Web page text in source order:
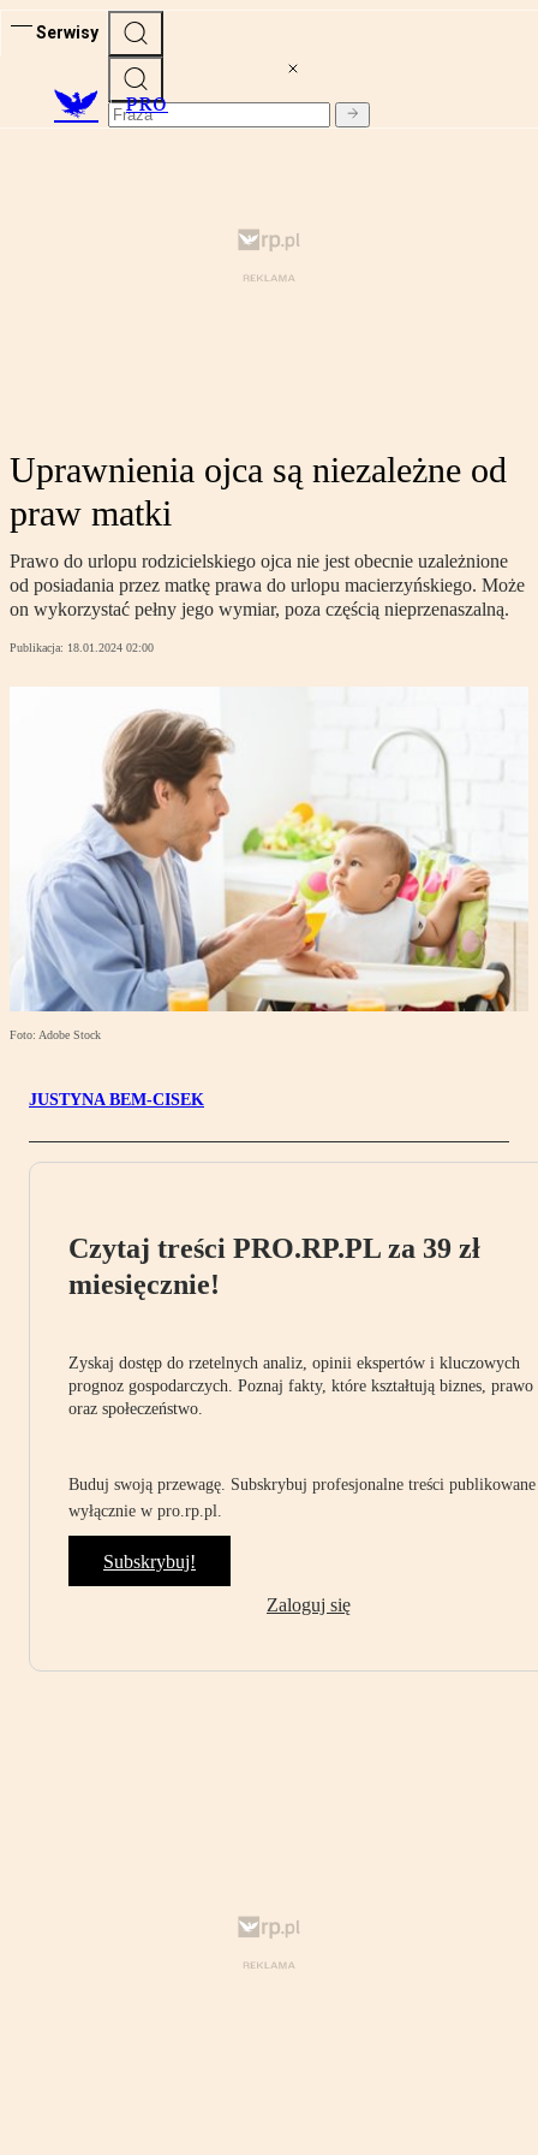
Serwisy
PRO
Uprawnienia ojca są niezależne od
praw matki
Prawo do urlopu rodzicielskiego ojca nie jest obecnie uzależnione
od posiadania przez matkę prawa do urlopu macierzyńskiego. Może
on wykorzystać pełny jego wymiar, poza częścią nieprzenaszalną.
Publikacja: 18.01.2024 02:00
Foto: Adobe Stock
JUSTYNA BEM-CISEK
Czytaj treści PRO.RP.PL za 39 zł
miesięcznie!
Zyskaj dostęp do rzetelnych analiz, opinii ekspertów i kluczowych
prognoz gospodarczych. Poznaj fakty, które kształtują biznes, prawo
oraz społeczeństwo.
Buduj swoją przewagę. Subskrybuj profesjonalne treści publikowane
wyłącznie w pro.rp.pl.
Subskrybuj!
Zaloguj się